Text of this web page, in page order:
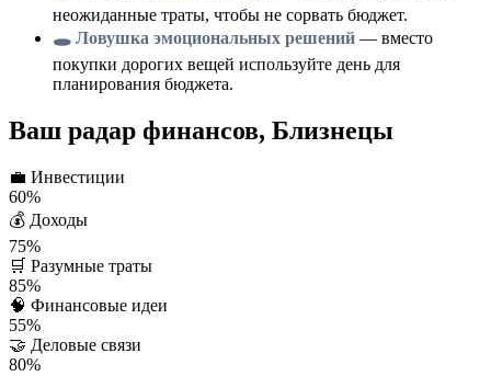
неожиданные траты, чтобы не сорвать бюджет.
🕳️ Ловушка эмоциональных решений — вместо
покупки дорогих вещей используйте день для
планирования бюджета.
Ваш радар финансов, Близнецы
💼 Инвестиции
60%
💰 Доходы
75%
🛒 Разумные траты
85%
🧠 Финансовые идеи
55%
🤝 Деловые связи
80%